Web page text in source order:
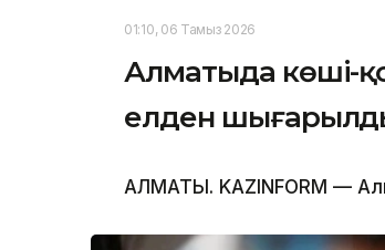
01:10, 06 Тамыз 2026
Алматыда көші-
елден
АЛМАТЫ. KAZINFORM —